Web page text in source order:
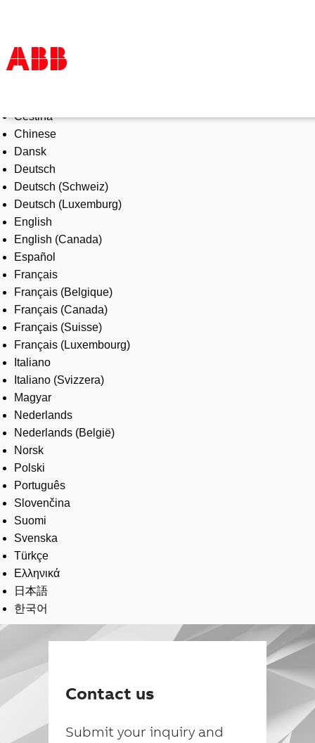
Products & Solutions
Industries
Services
About us
Where to buy
Contact us
Careers
Čeština
Chinese
Dansk
Deutsch
Deutsch (Schweiz)
Deutsch (Luxemburg)
English
English (Canada)
Español
Français
Français (Belgique)
Français (Canada)
Français (Suisse)
Français (Luxembourg)
Italiano
Italiano (Svizzera)
Magyar
Nederlands
Nederlands (België)
Norsk
Polski
Português
Slovenčina
Suomi
Svenska
Türkçe
Ελληνικά
日本語
한국어
Contact us
Submit your inquiry and